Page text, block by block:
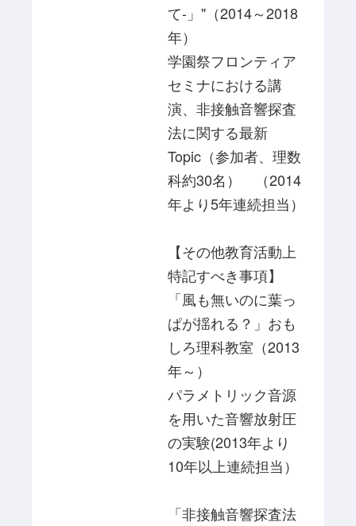
て-」"（2014～2018
年）
学園祭フロンティア
セミナにおける講
演、非接触音響探査
法に関する最新
Topic（参加者、理数
科約30名） （2014
年より5年連続担当）
【その他教育活動上
特記すべき事項】
「風も無いのに葉っ
ぱが揺れる？」おも
しろ理科教室（2013
年～）
パラメトリック音源
を用いた音響放射圧
の実験(2013年より
10年以上連続担当）
「非接触音響探査法